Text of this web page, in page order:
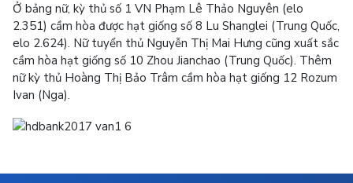
Ở bảng nữ, kỳ thủ số 1 VN Phạm Lê Thảo Nguyên (elo
2.351) cầm hòa được hạt giống số 8 Lu Shanglei (Trung Quốc,
elo 2.624). Nữ tuyển thủ Nguyễn Thị Mai Hưng cũng xuất sắc
cầm hòa hạt giống số 10 Zhou Jianchao (Trung Quốc). Thêm
nữ kỳ thủ Hoàng Thị Bảo Trâm cầm hòa hạt giống 12 Rozum
Ivan (Nga).